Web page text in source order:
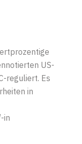
US-
reguliert. Es
in
in